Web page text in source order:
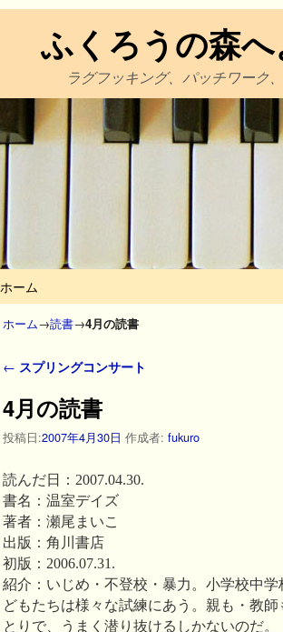
ふくろうの森
ラグフッキング、パッチワーク
ホーム
ホーム→読書→4月の読書
投稿ナビゲーション
← スプリングコンサート
4月の読書
投稿日:2007年4月30日 作成者: fukuro
読んだ日：2007.04.30.
書名：温室デイズ
著者：瀬尾まいこ
出版：角川書店
初版：2006.07.31.
紹介：いじめ・不登校・暴力。小学校中
どもたちは様々な試練にあう。親も・教
とりで、うまく潜り抜けるしかないのだ。